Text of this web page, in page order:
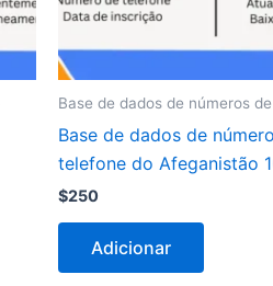
Base de dados de números
Base de dados de
telefone do Afeganistão
$250
Adicionar